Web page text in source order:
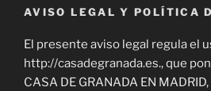
AVISO LEGAL Y POLÍTICA
El presente aviso legal regula el
http://casadegranada.es., que
CASA DE GRANADA EN